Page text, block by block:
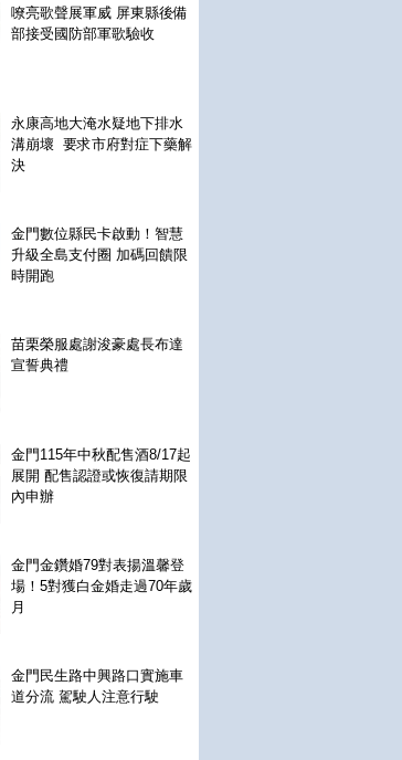
嘹亮歌聲展軍威 屏東縣後備
部接受國防部軍歌驗收
永康高地大淹水疑地下排水
溝崩壞 要求市府對症下藥解
決
金門數位縣民卡啟動！智慧
升級全島支付圈 加碼回饋限
時開跑
苗栗榮服處謝浚豪處長布達
宣誓典禮
金門115年中秋配售酒8/17起
展開 配售認證或恢復請期限
內申辦
金門金鑽婚79對表揚溫馨登
場！5對獲白金婚走過70年歲
月
金門民生路中興路口實施車
道分流 駕駛人注意行駛